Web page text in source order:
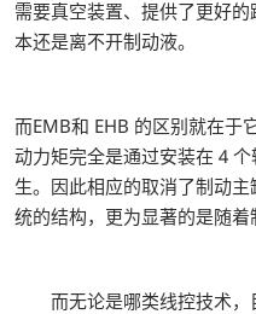
需要真空装置、提供了更好
本还是离不开制动液。
而EMB和 EHB 的区别就在于
动力矩完全是通过安装在 4
生。因此相应的取消了制动
统的结构，更为显著的是随着
而无论是哪类线控技术，